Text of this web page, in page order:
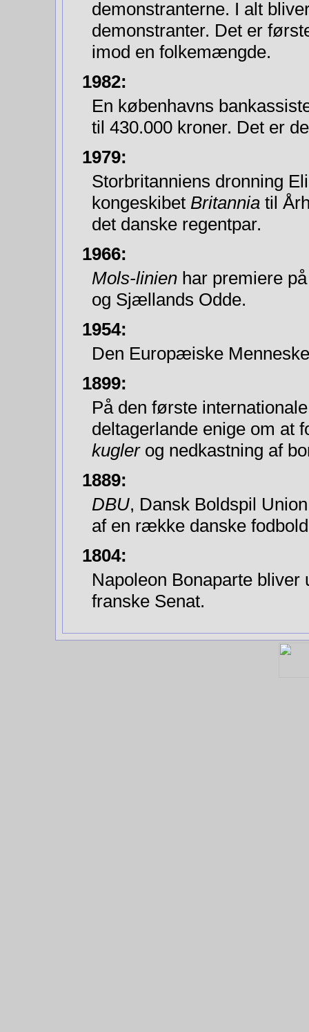
demonstranterne. I alt
demonstranter. Det er
imod en folke­mængde.
1982:
En københavns
til 430.000 kroner. Det er
1979:
Storbritanniens dronning
kongeskibet Britannia til
det danske regentpar.
1966:
Mols-linien har premiere
og Sjællands Odde.
1954:
Den Europæiske
1899:
På den første
deltagerlande enige om at
kuglerog nedkastning af
1889:
DBU, Dansk Boldspil
af en række danske
1804:
Napoleon Bonaparte
franske Senat.